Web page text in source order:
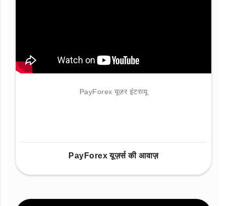
PayForex यूज़र इंटरव्यू
PayForex यूज़र्स की आवाज़